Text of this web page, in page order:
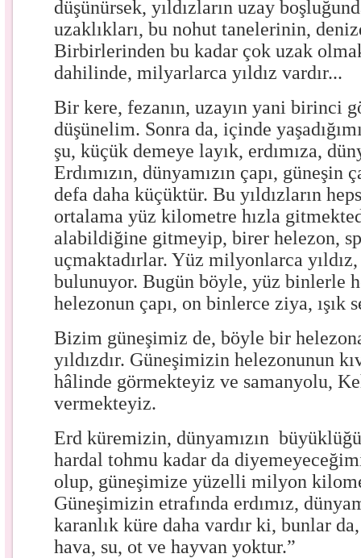
düşünürsek, yıldızların uzay
uzaklıkları, bu nohut tanelerinin,
Birbirlerinden bu kadar çok uzak
dahilinde, milyarlarca yıldız vardır...
Bir kere, fezanın, uzayın yani birinci
düşünelim. Sonra da, içinde
şu, küçük demeye layık, erdımıza,
Erdımızın, dünyamızın çapı, güneşin
defa daha küçüktür. Bu yıldızların
ortalama yüz kilometre hızla
alabildiğine gitmeyip, birer helezon,
uçmaktadırlar. Yüz milyonlarca
bulunuyor. Bugün böyle, yüz binlerle
helezonun çapı, on binlerce ziya, ışık
Bizim güneşimiz de, böyle bir
yıldızdır. Güneşimizin helezonunun
hâlinde görmekteyiz ve samanyolu,
vermekteyiz.
Erd küremizin, dünyamızın
hardal tohmu kadar da
olup, güneşimize yüzelli milyon
Güneşimizin etrafında erdımız,
karanlık küre daha vardır ki, bunlar
hava, su, ot ve hayvan yoktur.”